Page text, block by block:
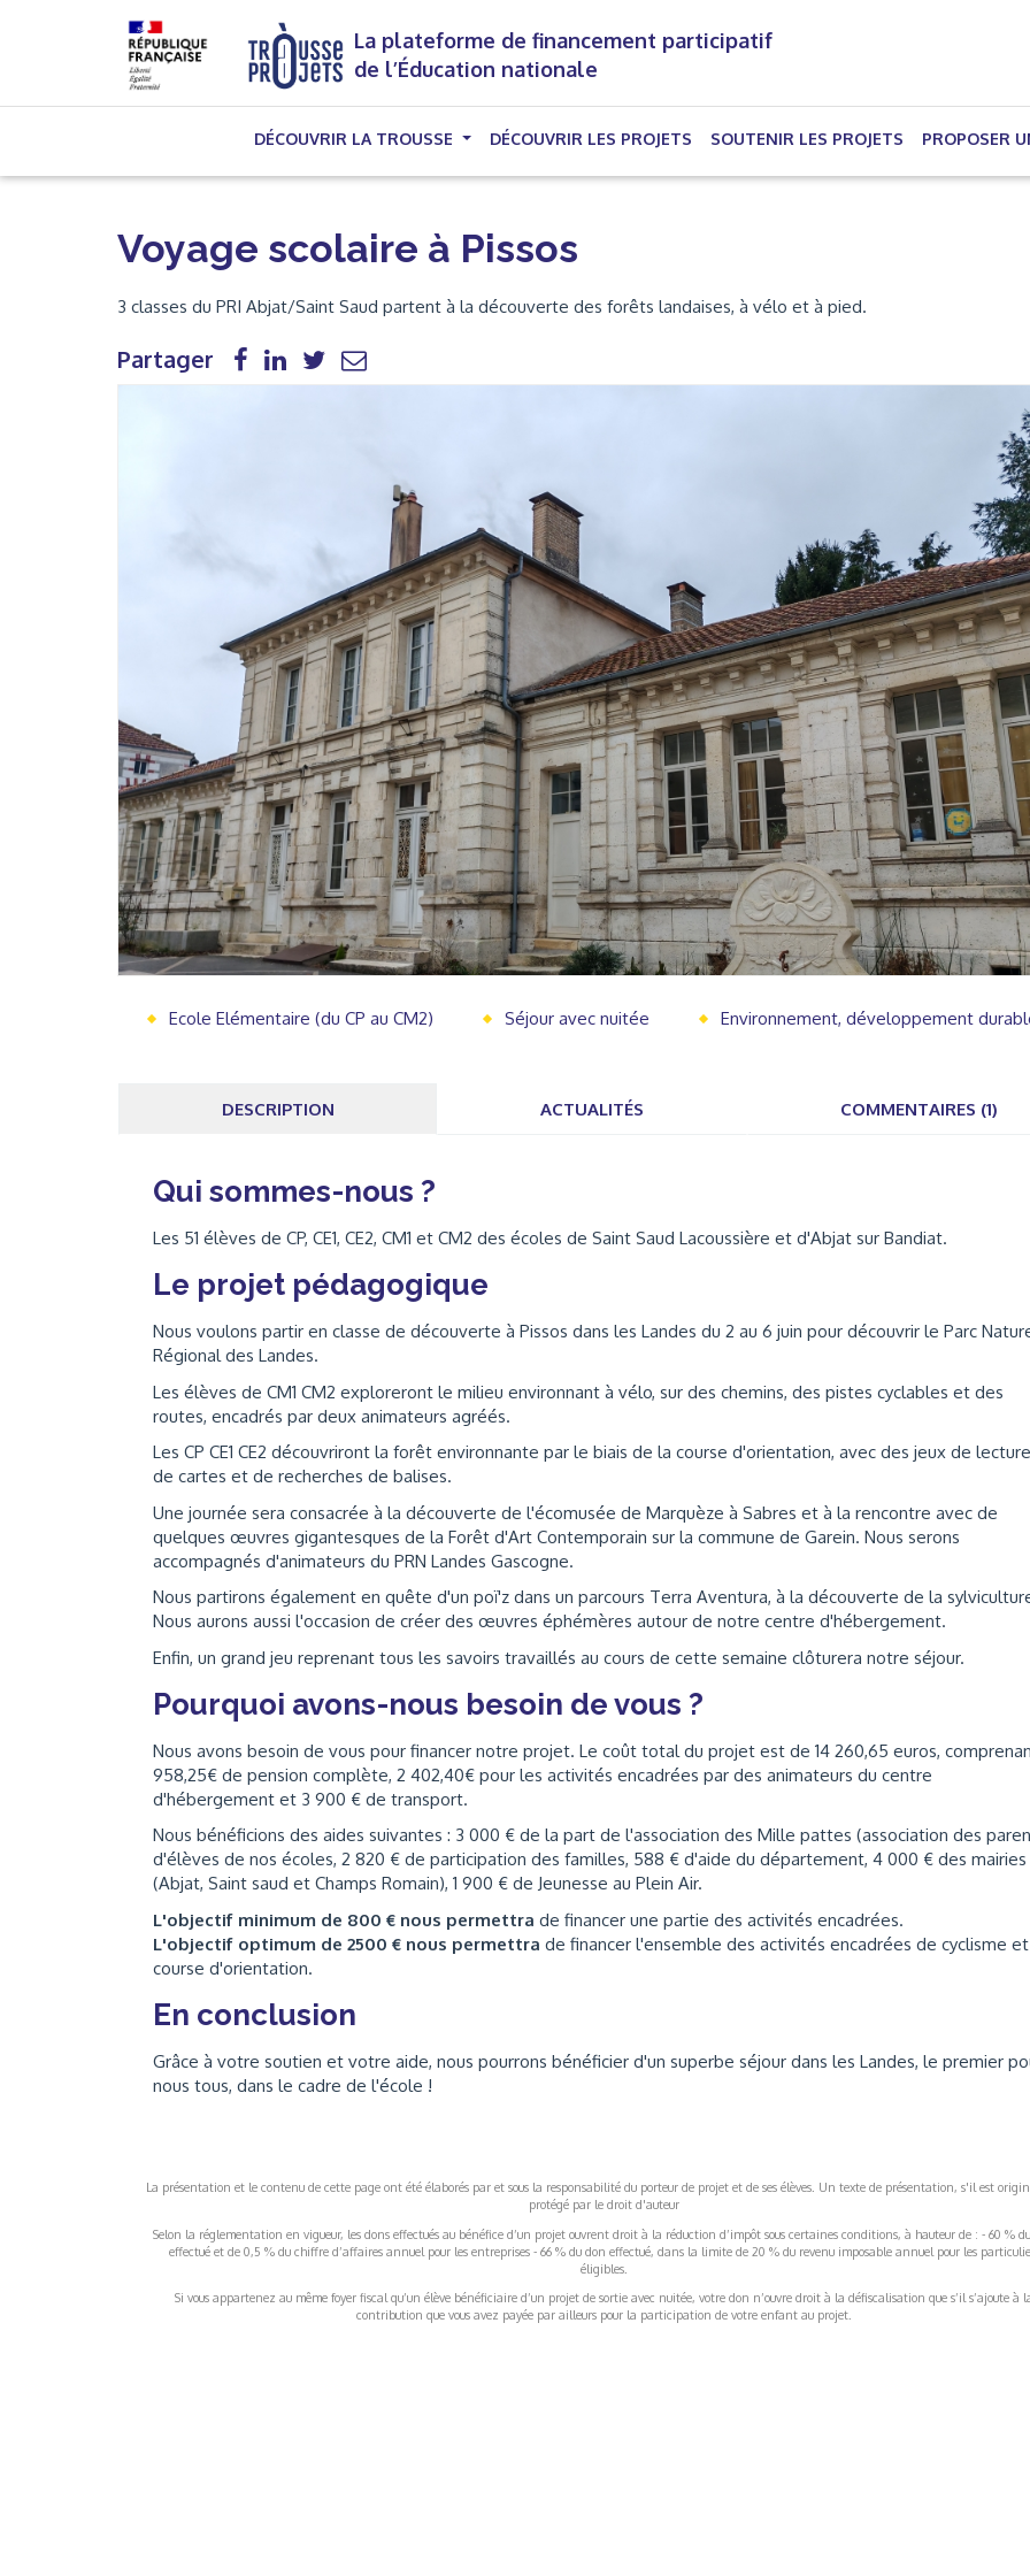
La plateforme de financement participatif
de l’Éducation nationale
DÉCOUVRIR LA TROUSSE DÉCOUVRIR LES PROJETS (CURRENT)
SOUTENIR LES PROJETS PROPOSER
Voyage scolaire à Pissos
3 classes du PRI Abjat/Saint Saud partent à la découverte des forêts landaises, à vélo et à pied.
Partager
Ecole Elémentaire (du CP au CM2) Séjour avec nuitée Environnement, développement
DESCRIPTION ACTUALITÉS COMMENTAIRES (1)
Qui sommes-nous ?
Les 51 élèves de CP, CE1, CE2, CM1 et CM2 des écoles de Saint Saud Lacoussière et d'Abjat sur Bandiat.
Le projet pédagogique
Nous voulons partir en classe de découverte à Pissos dans les Landes du 2 au 6 juin pour découvrir le Parc
Régional des Landes.
Les élèves de CM1 CM2 exploreront le milieu environnant à vélo, sur des chemins, des pistes cyclables et des
routes, encadrés par deux animateurs agréés.
Les CP CE1 CE2 découvriront la forêt environnante par le biais de la course d'orientation, avec des jeux de lecture
de cartes et de recherches de balises.
Une journée sera consacrée à la découverte de l'écomusée de Marquèze à Sabres et à la rencontre avec de
quelques œuvres gigantesques de la Forêt d'Art Contemporain sur la commune de Garein. Nous serons
accompagnés d'animateurs du PRN Landes Gascogne.
Nous partirons également en quête d'un poï'z dans un parcours Terra Aventura, à la découverte de la
Nous aurons aussi l'occasion de créer des œuvres éphémères autour de notre centre d'hébergement.
Enfin, un grand jeu reprenant tous les savoirs travaillés au cours de cette semaine clôturera notre séjour.
Pourquoi avons-nous besoin de vous ?
Nous avons besoin de vous pour financer notre projet. Le coût total du projet est de 14 260,65 euros,
958,25€ de pension complète, 2 402,40€ pour les activités encadrées par des animateurs du centre
d'hébergement et 3 900 € de transport.
Nous bénéficions des aides suivantes : 3 000 € de la part de l'association des Mille pattes (association des
d'élèves de nos écoles, 2 820 € de participation des familles, 588 € d'aide du département, 4 000 € des mairies
(Abjat, Saint saud et Champs Romain), 1 900 € de Jeunesse au Plein Air.
L'objectif minimum de 800 € nous permettra de financer une partie des activités encadrées.
L'objectif optimum de 2500 € nous permettra de financer l'ensemble des activités encadrées de cyclisme
course d'orientation.
En conclusion
Grâce à votre soutien et votre aide, nous pourrons bénéficier d'un superbe séjour dans les Landes, le premier
nous tous, dans le cadre de l'école !
La présentation et le contenu de cette page ont été élaborés par et sous la responsabilité du porteur de projet et de ses élèves. Un texte de présentation, s'il est
protégé par le droit d'auteur
Selon la réglementation en vigueur, les dons effectués au bénéfice d’un projet ouvrent droit à la réduction d’impôt sous certaines conditions, à hauteur de : - 60 %
effectué et de 0,5 % du chiffre d’affaires annuel pour les entreprises - 66 % du don effectué, dans la limite de 20 % du revenu imposable annuel pour les
éligibles.
Si vous appartenez au même foyer fiscal qu’un élève bénéficiaire d’un projet de sortie avec nuitée, votre don n’ouvre droit à la défiscalisation que s’il s’ajoute à
contribution que vous avez payée par ailleurs pour la participation de votre enfant au projet.